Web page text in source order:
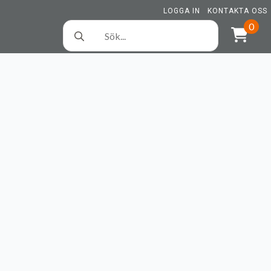
LOGGA IN KONTAKTA OSS
Search
for:
0